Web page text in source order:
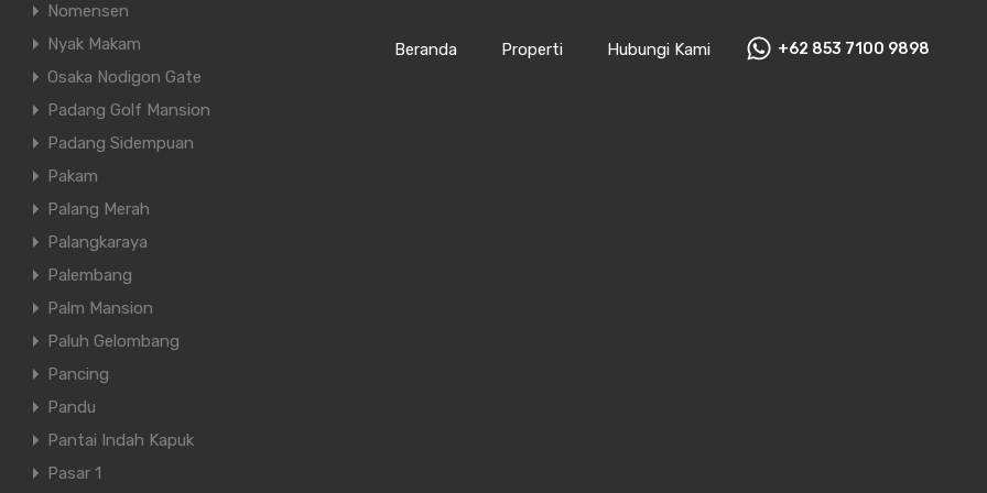
Beranda Properti Hubungi Kami +62 853 7100 9898‬
Tenun Indah
Indah
Nomensen
Nyak Makam
Osaka Nodigon Gate
Padang Golf Mansion
Padang Sidempuan
Pakam
Palang Merah
Palangkaraya
Palembang
Palm Mansion
Paluh Gelombang
Pancing
Pandu
Pantai Indah Kapuk
Pasar 1